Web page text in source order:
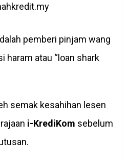
pemberi pinjam wang
haram atau “loan shark
semak kesahihan lesen
i-KrediKom sebelum